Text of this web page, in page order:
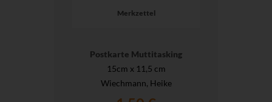
Merkzettel
Postkarte Muttitasking
15cm x 11,5 cm
Wiechmann, Heike